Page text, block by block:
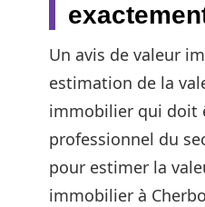
Un avis de valeur
estimation de la
immobilier qui doit
professionnel du
pour estimer la
immobilier à